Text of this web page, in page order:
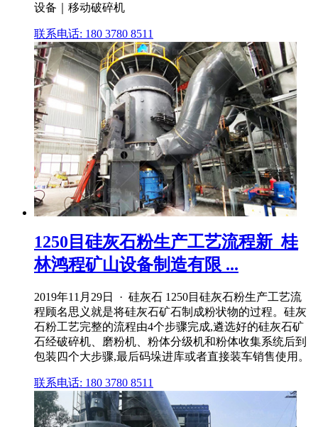
设备｜移动破碎机
联系电话: 180 3780 8511
1250目硅灰石粉生产工艺流程新_桂
林鸿程矿山设备制造有限 ...
2019年11月29日 · 硅灰石 1250目硅灰石粉生产工艺流
程顾名思义就是将硅灰石矿石制成粉状物的过程。硅灰
石粉工艺完整的流程由4个步骤完成,遴选好的硅灰石矿
石经破碎机、磨粉机、粉体分级机和粉体收集系统后到
包装四个大步骤,最后码垛进库或者直接装车销售使用。
联系电话: 180 3780 8511